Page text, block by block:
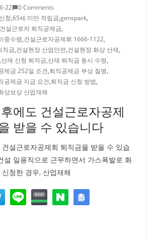
22
0 Comments
청,65세 미만 적립금,genspark,
건설근로자 퇴직공제금,
중수령,건설근로자공제회 1666-1122,
직금,건설현장 산업안전,건설현장 화상 산재,
,산재 신청 퇴직금,산재 퇴직금 동시 수령,
제금 252일 조건,퇴직공제금 부상 질병,
공제금 지급 요건,퇴직금 신청 방법,
상보상 산업재해
에도 건설근로자공제
받을 수 있습니다
설근로자공제회 퇴직금을 받을 수 있습
설 일용직으로 근무하면서 가스폭발로 화
청한 경우, 산업재해